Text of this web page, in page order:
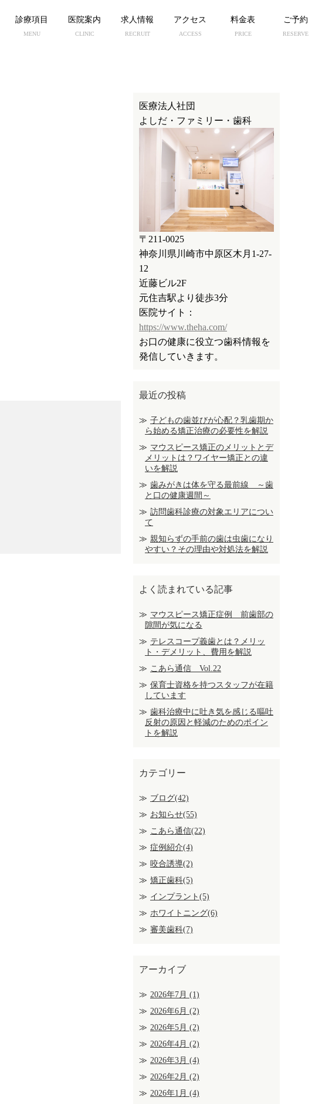
診療項目
MENU
医院案内
CLINIC
求人情報
RECRUIT
アクセス
ACCESS
料金表
PRICE
ご予約
RESERVE
医療法人社団
よしだ・ファミリー・歯科
〒211-0025
神奈川県川崎市中原区木月1-27-
12
近藤ビル2F
元住吉駅より徒歩3分
医院サイト：
https://www.theha.com/
お口の健康に役立つ歯科情報を
発信していきます。
最近の投稿
子どもの歯並びが心配？乳歯期か
ら始める矯正治療の必要性を解説
マウスピース矯正のメリットとデ
メリットは？ワイヤー矯正との違
いを解説
歯みがきは体を守る最前線 ～歯
と口の健康週間～
訪問歯科診療の対象エリアについ
て
親知らずの手前の歯は虫歯になり
やすい？その理由や対処法を解説
よく読まれている記事
マウスピース矯正症例 前歯部の
隙間が気になる
テレスコープ義歯とは？メリッ
ト・デメリット、費用を解説
こあら通信 Vol.22
保育士資格を持つスタッフが在籍
しています
歯科治療中に吐き気を感じる嘔吐
反射の原因と軽減のためのポイン
トを解説
カテゴリー
ブログ(42)
お知らせ(55)
こあら通信(22)
症例紹介(4)
咬合誘導(2)
矯正歯科(5)
インプラント(5)
ホワイトニング(6)
審美歯科(7)
アーカイブ
2026年7月 (1)
2026年6月 (2)
2026年5月 (2)
2026年4月 (2)
2026年3月 (4)
2026年2月 (2)
2026年1月 (4)